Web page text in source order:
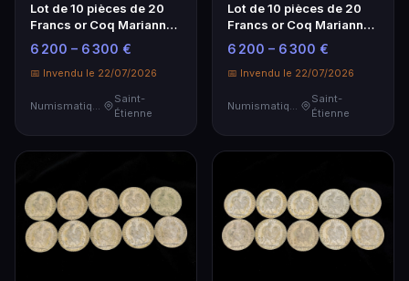
Lot de 10 pièces de 20
Francs or Coq Marianne -
Numismatique
6 200 – 6 300 €
📅 Invendu le 22/07/2026
Numismatique
Saint-
Étienne
Lot de 10 pièces de 20
Francs or Coq Marianne -
Investissement
Numismatique
6 200 – 6 300 €
📅 Invendu le 22/07/2026
Numismatique
Saint-
Étienne